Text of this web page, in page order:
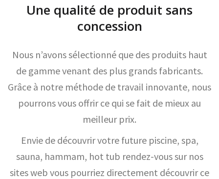
Une qualité de produit sans
concession
Nous n’avons sélectionné que des produits haut
de gamme venant des plus grands fabricants.
Grâce à notre méthode de travail innovante, nous
pourrons vous offrir ce qui se fait de mieux au
meilleur prix.
Envie de découvrir votre future piscine, spa,
sauna, hammam, hot tub rendez-vous sur nos
sites web vous pourriez directement découvrir ce